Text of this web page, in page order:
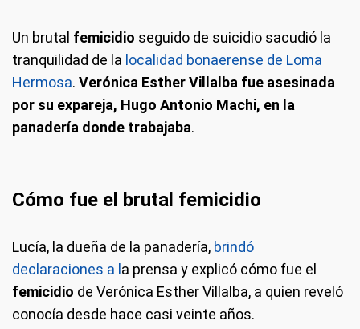
Un brutal femicidio seguido de suicidio sacudió la
tranquilidad de la localidad bonaerense de Loma
Hermosa. Verónica Esther Villalba fue asesinada
por su expareja, Hugo Antonio Machi, en la
panadería donde trabajaba.
Cómo fue el brutal femicidio
Lucía, la dueña de la panadería, brindó
declaraciones a l a prensa y explicó cómo fue el
femicidio de Verónica Esther Villalba, a quien reveló
conocía desde hace casi veinte años.